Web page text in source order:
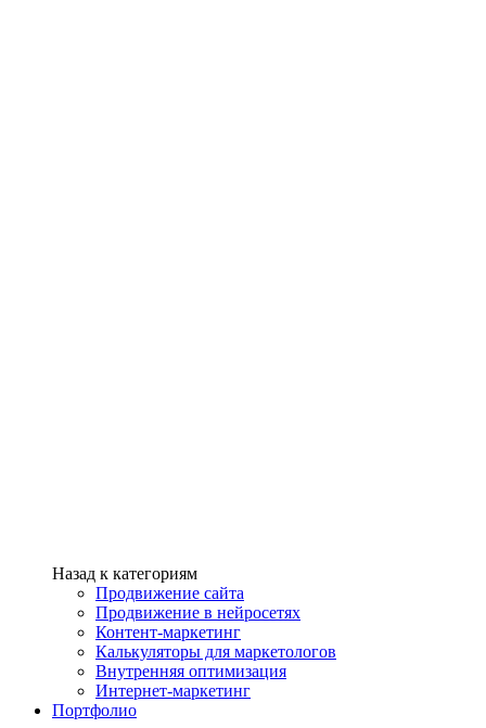
Назад к категориям
Продвижение сайта
Продвижение в нейросетях
Контент-маркетинг
Калькуляторы для маркетологов
Внутренняя оптимизация
Интернет-маркетинг
Портфолио